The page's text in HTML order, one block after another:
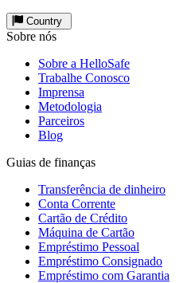
Country
Sobre nós
Sobre a HelloSafe
Trabalhe Conosco
Imprensa
Metodologia
Parceiros
Blog
Guias de finanças
Transferência de dinheiro
Conta Corrente
Cartão de Crédito
Máquina de Cartão
Empréstimo Pessoal
Empréstimo Consignado
Empréstimo com Garantia